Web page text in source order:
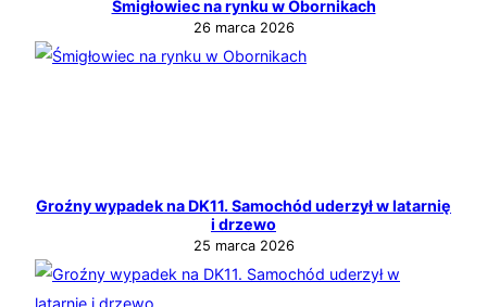
Śmigłowiec na rynku w Obornikach
26 marca 2026
Groźny wypadek na DK11. Samochód uderzył w latarnię
i drzewo
25 marca 2026